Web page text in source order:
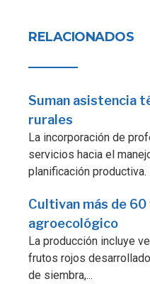
RELACIONADOS
Suman asistencia
rurales
La incorporación de
servicios hacia el
planificación productiva.
Cultivan más de
agroecológico
La producción incluye
frutos rojos
de siembra,...